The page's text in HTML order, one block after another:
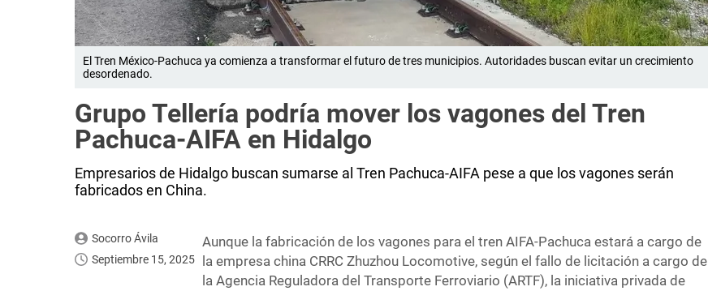
El Tren México-Pachuca ya comienza a transformar el futuro de tres municipios. Autoridades buscan evitar un crecimiento
desordenado.
Grupo Tellería podría mover los vagones del Tren
Pachuca-AIFA en Hidalgo
Empresarios de Hidalgo buscan sumarse al Tren Pachuca-AIFA pese a que los vagones serán
fabricados en China.
Socorro Ávila
Septiembre 15, 2025
Aunque la fabricación de los vagones para el tren AIFA-Pachuca estará a cargo de
la empresa china CRRC Zhuzhou Locomotive, según el fallo de licitación a cargo de
la Agencia Reguladora del Transporte Ferroviario (ARTF), la iniciativa privada de